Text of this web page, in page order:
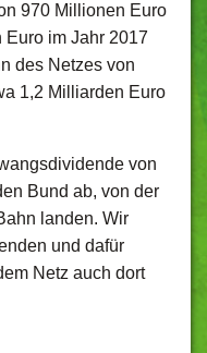
970 Millionen Euro
im Jahr 2017
des Netzes von
1,2 Milliarden Euro
von
Bund ab, von der
landen. Wir
und dafür
Netz auch dort